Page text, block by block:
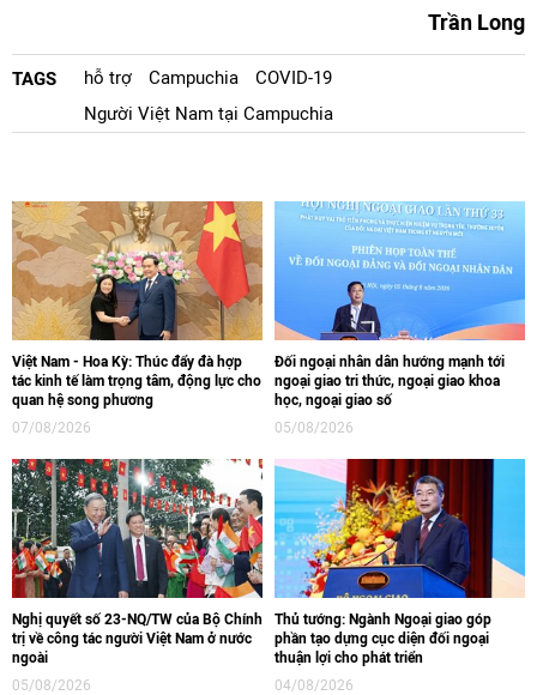
Trần Long
TAGS hỗ trợ Campuchia
COVID-19
Người Việt Nam tại Campuchia
Việt Nam - Hoa Kỳ: Thúc đẩy đà hợp
tác kinh tế làm trọng tâm, động lực cho
quan hệ song phương
07/08/2026
Đối ngoại nhân dân hướng mạnh tới
ngoại giao tri thức, ngoại giao khoa
học, ngoại giao số
05/08/2026
Nghị quyết số 23-NQ/TW của Bộ Chính
trị về công tác người Việt Nam ở nước
ngoài
05/08/2026
Thủ tướng: Ngành Ngoại giao góp
phần tạo dựng cục diện đối ngoại
thuận lợi cho phát triển
04/08/2026